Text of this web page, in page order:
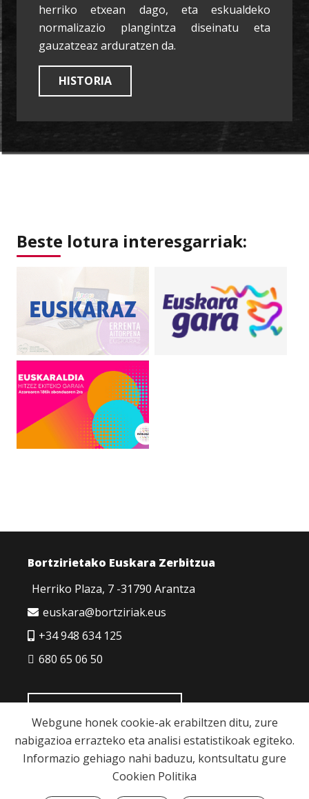
herriko etxean dago, eta eskualdeko
normalizazio plangintza diseinatu eta
gauzatzeaz arduratzen da.
HISTORIA
Beste lotura interesgarriak:
Bortzirietako Euskara Zerbitzua
Herriko Plaza, 7 -31790 Arantza
euskara@bortziriak.eus
+34 948 634 125
680 65 06 50
Webgune honek cookie-ak erabiltzen ditu, zure
nabigazioa errazteko eta analisi estatistikoak egiteko.
Informazio gehiago nahi baduzu, kontsultatu gure
Cookien Politika